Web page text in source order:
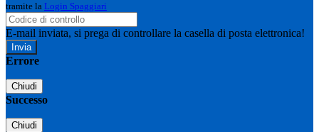
tramite la Login Spaggiari
E-mail inviata, si prega di controllare la casella di posta elettronica!
Errore
Chiudi
Successo
Chiudi